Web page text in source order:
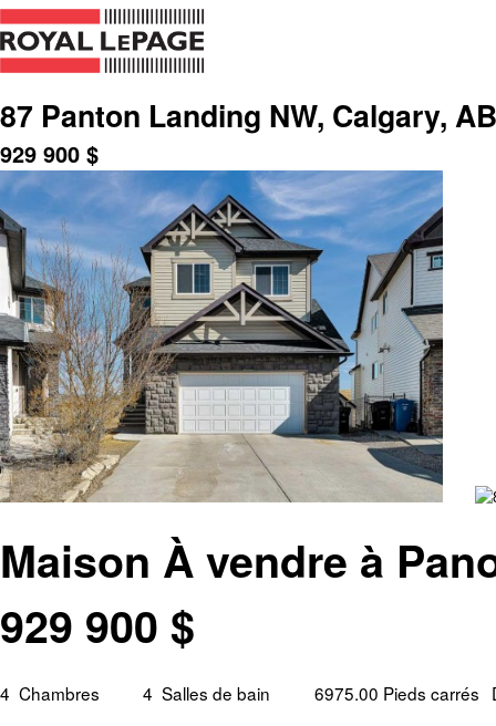
87 Panton Landing NW, Calgary,
929 900 $
Maison À vendre à
929 900 $
4 Chambres 4 Salles de bain 6975.00 Pieds carrés